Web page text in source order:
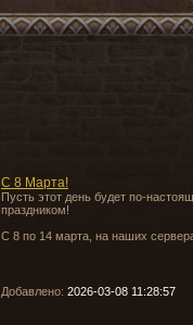
С 8 Марта!
Пусть этот день будет по-
праздником!
С 8 по 14 марта, на наших
Добавлено: 2026-03-08 11:28:57